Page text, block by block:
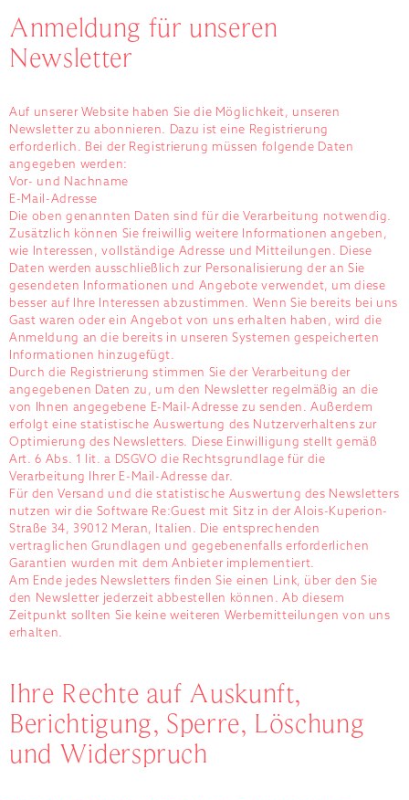
Anmeldung für unseren
Newsletter
Auf unserer Website haben Sie die Möglichkeit, unseren
Newsletter zu abonnieren. Dazu ist eine Registrierung
erforderlich. Bei der Registrierung müssen folgende Daten
angegeben werden:
Vor- und Nachname
E-Mail-Adresse
Die oben genannten Daten sind für die Verarbeitung notwendig.
Zusätzlich können Sie freiwillig weitere Informationen angeben,
wie Interessen, vollständige Adresse und Mitteilungen. Diese
Daten werden ausschließlich zur Personalisierung der an Sie
gesendeten Informationen und Angebote verwendet, um diese
besser auf Ihre Interessen abzustimmen. Wenn Sie bereits bei uns
Gast waren oder ein Angebot von uns erhalten haben, wird die
Anmeldung an die bereits in unseren Systemen gespeicherten
Informationen hinzugefügt.
Durch die Registrierung stimmen Sie der Verarbeitung der
angegebenen Daten zu, um den Newsletter regelmäßig an die
von Ihnen angegebene E-Mail-Adresse zu senden. Außerdem
erfolgt eine statistische Auswertung des Nutzerverhaltens zur
Optimierung des Newsletters. Diese Einwilligung stellt gemäß
Art. 6 Abs. 1 lit. a DSGVO die Rechtsgrundlage für die
Verarbeitung Ihrer E-Mail-Adresse dar.
Für den Versand und die statistische Auswertung des Newsletters
nutzen wir die Software Re:Guest mit Sitz in der Alois-Kuperion-
Straße 34, 39012 Meran, Italien. Die entsprechenden
vertraglichen Grundlagen und gegebenenfalls erforderlichen
Garantien wurden mit dem Anbieter implementiert.
Am Ende jedes Newsletters finden Sie einen Link, über den Sie
den Newsletter jederzeit abbestellen können. Ab diesem
Zeitpunkt sollten Sie keine weiteren Werbemitteilungen von uns
erhalten.
Ihre Rechte auf Auskunft,
Berichtigung, Sperre, Löschung
und Widerspruch